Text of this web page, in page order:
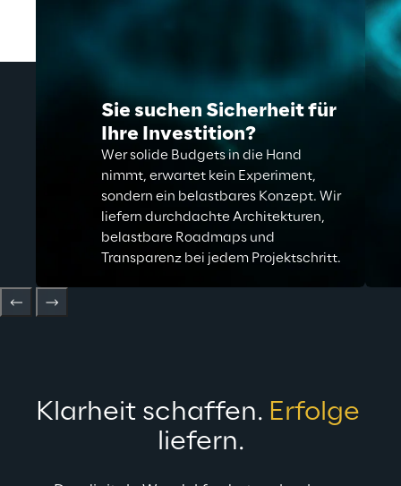
Sie suchen Sicherheit für
Ihre Investition?
Wer solide Budgets in die Hand
nimmt, erwartet kein Experiment,
sondern ein belastbares Konzept. Wir
liefern durchdachte Architekturen,
belastbare Roadmaps und
Transparenz bei jedem Projektschritt.
Klarheit schaffen. Erfolge
liefern.